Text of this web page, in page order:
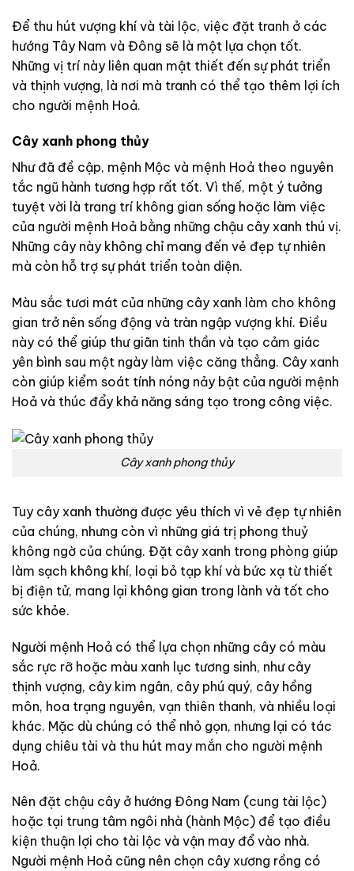
Để thu hút vượng khí và tài lộc, việc đặt tranh ở các
hướng Tây Nam và Đông sẽ là một lựa chọn tốt.
Những vị trí này liên quan mật thiết đến sự phát triển
và thịnh vượng, là nơi mà tranh có thể tạo thêm lợi ích
cho người mệnh Hoả.
Cây xanh phong thủy
Như đã đề cập, mệnh Mộc và mệnh Hoả theo nguyên
tắc ngũ hành tương hợp rất tốt. Vì thế, một ý tưởng
tuyệt vời là trang trí không gian sống hoặc làm việc
của người mệnh Hoả bằng những chậu cây xanh thú vị.
Những cây này không chỉ mang đến vẻ đẹp tự nhiên
mà còn hỗ trợ sự phát triển toàn diện.
Màu sắc tươi mát của những cây xanh làm cho không
gian trở nên sống động và tràn ngập vượng khí. Điều
này có thể giúp thư giãn tinh thần và tạo cảm giác
yên bình sau một ngày làm việc căng thẳng. Cây xanh
còn giúp kiểm soát tính nóng nảy bật của người mệnh
Hoả và thúc đẩy khả năng sáng tạo trong công việc.
Cây xanh phong thủy
Tuy cây xanh thường được yêu thích vì vẻ đẹp tự nhiên
của chúng, nhưng còn vì những giá trị phong thuỷ
không ngờ của chúng. Đặt cây xanh trong phòng giúp
làm sạch không khí, loại bỏ tạp khí và bức xạ từ thiết
bị điện tử, mang lại không gian trong lành và tốt cho
sức khỏe.
Người mệnh Hoả có thể lựa chọn những cây có màu
sắc rực rỡ hoặc màu xanh lục tương sinh, như cây
thịnh vượng, cây kim ngân, cây phú quý, cây hồng
môn, hoa trạng nguyên, vạn thiên thanh, và nhiều loại
khác. Mặc dù chúng có thể nhỏ gọn, nhưng lại có tác
dụng chiêu tài và thu hút may mắn cho người mệnh
Hoả.
Nên đặt chậu cây ở hướng Đông Nam (cung tài lộc)
hoặc tại trung tâm ngôi nhà (hành Mộc) để tạo điều
kiện thuận lợi cho tài lộc và vận may đổ vào nhà.
Người mệnh Hoả cũng nên chọn cây xương rồng có